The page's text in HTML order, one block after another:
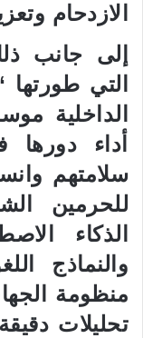
الازدحام
إلى جانب
التي طورتها
الداخلية
أداء
سلامتهم
للحرمين
الذكاء
والنماذج
منظومة
تحليلات